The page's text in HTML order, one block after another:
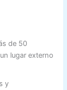
de 50
lugar externo
y